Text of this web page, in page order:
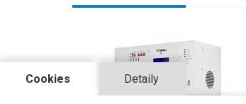
Cookies Detaily